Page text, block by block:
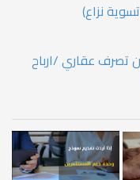
عن تصرف عقاري /ارباح